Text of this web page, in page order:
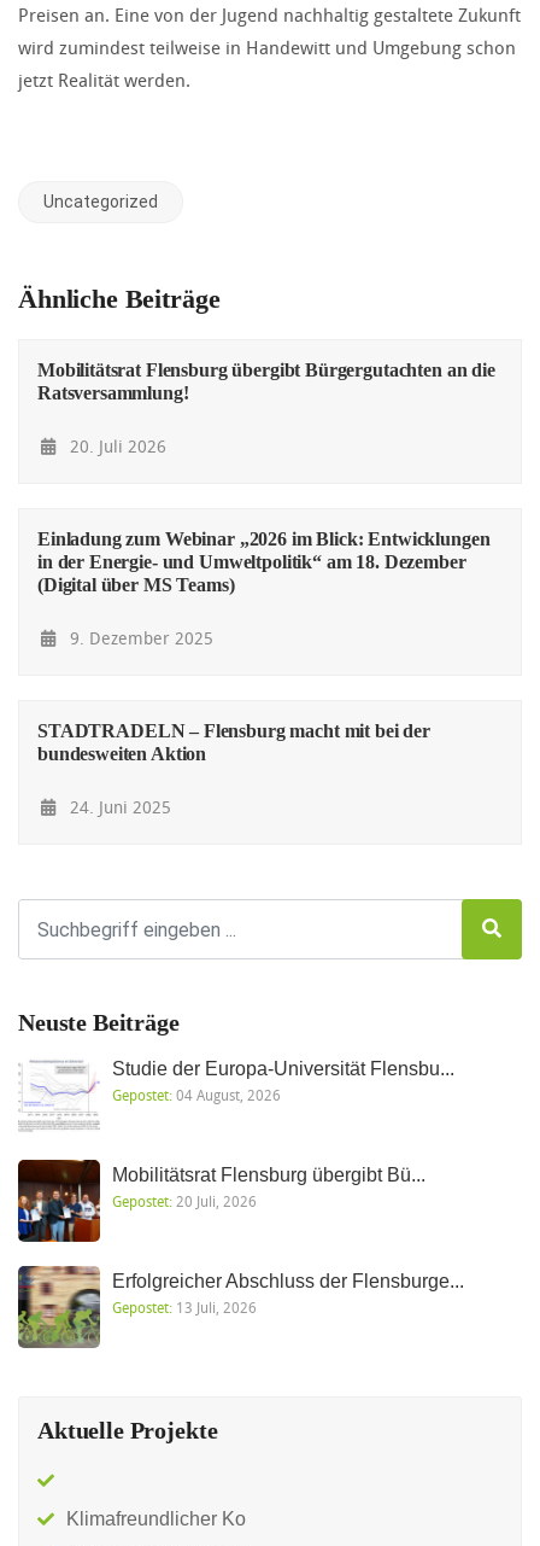
Preisen an. Eine von der Jugend nachhaltig gestaltete Zukunft
wird zumindest teilweise in Handewitt und Umgebung schon
jetzt Realität werden.
Uncategorized
Ähnliche Beiträge
Mobilitätsrat Flensburg übergibt Bürgergutachten an die
Ratsversammlung!
20. Juli 2026
Einladung zum Webinar „2026 im Blick: Entwicklungen
in der Energie- und Umweltpolitik“ am 18. Dezember
(Digital über MS Teams)
9. Dezember 2025
STADTRADELN – Flensburg macht mit bei der
bundesweiten Aktion
24. Juni 2025
Neuste Beiträge
Studie der Europa-Universität Flensbu...
Gepostet:04 August, 2026
Mobilitätsrat Flensburg übergibt Bü...
Gepostet:20 Juli, 2026
Erfolgreicher Abschluss der Flensburge...
Gepostet: 13 Juli, 2026
Aktuelle Projekte
Klimafreundlicher Ko